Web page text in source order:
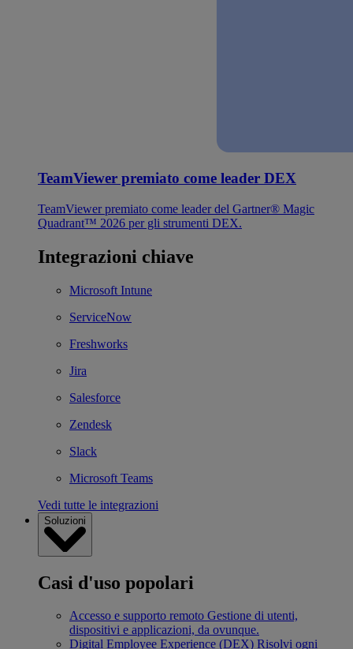
TeamViewer premiato come leader DEX
TeamViewer premiato come leader del Gartner® Magic
Quadrant™ 2026 per gli strumenti DEX.
Integrazioni chiave
Microsoft Intune
ServiceNow
Freshworks
Jira
Salesforce
Zendesk
Slack
Microsoft Teams
Vedi tutte le integrazioni
Soluzioni
Casi d'uso popolari
Accesso e supporto remoto Gestione di utenti,
dispositivi e applicazioni, da ovunque.
Digital Employee Experience (DEX) Risolvi ogni